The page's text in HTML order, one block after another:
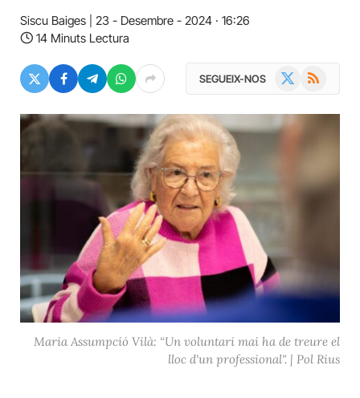
Siscu Baiges
23 - Desembre - 2024 · 16:26
14 Minuts Lectura
SEGUEIX-NOS RSS
Maria Assumpció Vilà: “Un voluntari mai ha de treure el
lloc d'un professional". | Pol Rius